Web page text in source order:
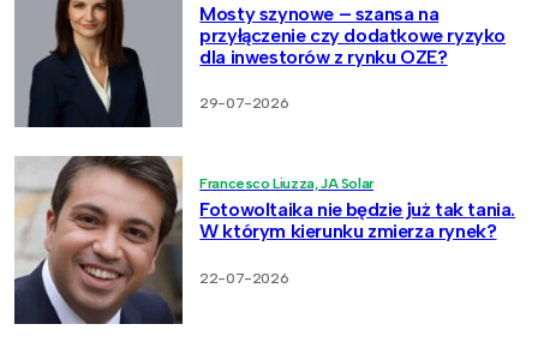
Mosty szynowe – szansa na
przyłączenie czy dodatkowe ryzyko
dla inwestorów z rynku OZE?
29-07-2026
Francesco Liuzza, JA Solar
Fotowoltaika nie będzie już tak tania.
W którym kierunku zmierza rynek?
22-07-2026